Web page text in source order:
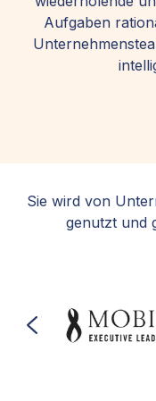
Aufgaben
Sie wird von
genutzt und